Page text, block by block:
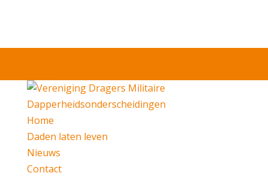
Home
Daden laten leven
Nieuws
Contact